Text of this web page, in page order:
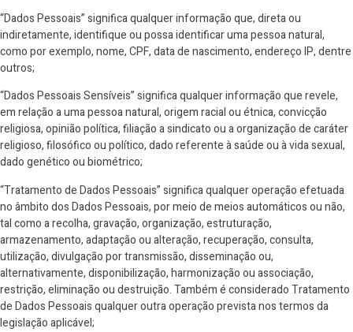
“Dados Pessoais” significa qualquer informação que, direta ou
indiretamente, identifique ou possa identificar uma pessoa natural,
como por exemplo, nome, CPF, data de nascimento, endereço IP, dentre
outros;
“Dados Pessoais Sensíveis” significa qualquer informação que revele,
em relação a uma pessoa natural, origem racial ou étnica, convicção
religiosa, opinião política, filiação a sindicato ou a organização de caráter
religioso, filosófico ou político, dado referente à saúde ou à vida sexual,
dado genético ou biométrico;
“Tratamento de Dados Pessoais” significa qualquer operação efetuada
no âmbito dos Dados Pessoais, por meio de meios automáticos ou não,
tal como a recolha, gravação, organização, estruturação,
armazenamento, adaptação ou alteração, recuperação, consulta,
utilização, divulgação por transmissão, disseminação ou,
alternativamente, disponibilização, harmonização ou associação,
restrição, eliminação ou destruição. Também é considerado Tratamento
de Dados Pessoais qualquer outra operação prevista nos termos da
legislação aplicável;